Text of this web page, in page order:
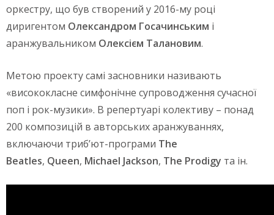
оркестру, що був створений у 2016-му році
диригентом Олександром Госачинським і
аранжувальником Олексієм Талановим.
Метою проекту самі засновники називають
«висококласне симфонічне супроводження сучасної
поп і рок-музики». В репертуарі колективу – понад
200 композицій в авторських аранжуваннях,
включаючи триб’ют-програми The
Beatles, Queen, Michael Jackson, The Prodigy та ін.